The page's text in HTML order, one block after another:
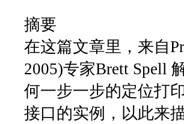
摘要
在这篇文章里，来自
2005)专家Brett Spell
何一步一步的定位打
接口的实例，以此来